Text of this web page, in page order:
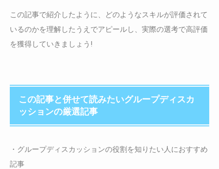
この記事で紹介したように、どのようなスキルが評価されて
いるのかを理解したうえでアピールし、実際の選考で高評価
を獲得していきましょう!
この記事と併せて読みたいグループディスカ
ッションの厳選記事
・グループディスカッションの役割を知りたい人におすすめ
記事